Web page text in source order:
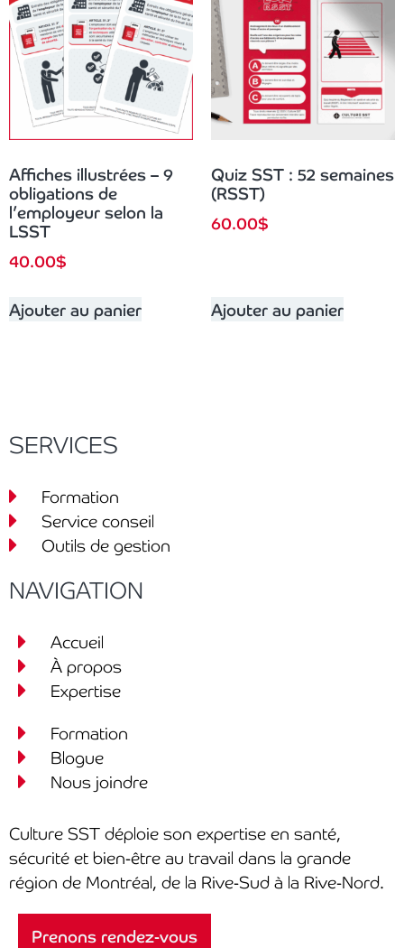
Affiches illustrées – 9
obligations de
l’employeur selon la
LSST
40.00$
Ajouter au panier
Quiz SST : 52 semaines
(RSST)
60.00$
Ajouter au panier
SERVICES
Formation
Service conseil
Outils de gestion
NAVIGATION
Accueil
À propos
Expertise
Formation
Blogue
Nous joindre
Culture SST déploie son expertise en santé,
sécurité et bien-être au travail dans la grande
région de Montréal, de la Rive-Sud à la Rive-Nord.
Prenons rendez-vous